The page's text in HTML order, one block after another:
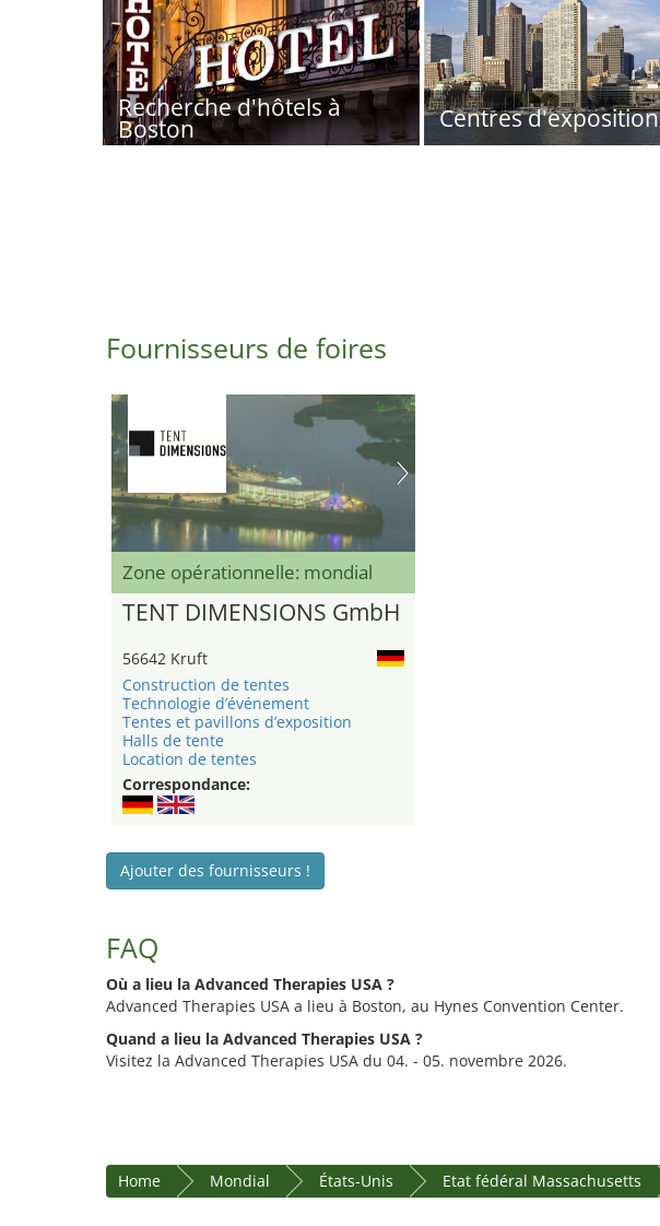
Recherche d'hôtels à
Boston Centres d'exposition
Fournisseurs de foires
Zone opérationnelle: mondial
TENT DIMENSIONS GmbH
56642 Kruft
Construction de tentes
Technologie d’événement
Tentes et pavillons d’exposition
Halls de tente
Location de tentes
Correspondance:
Ajouter des fournisseurs !
FAQ
Où a lieu la Advanced Therapies USA ?
Advanced Therapies USA a lieu à Boston, au Hynes Convention Center.
Quand a lieu la Advanced Therapies USA ?
Visitez la Advanced Therapies USA du 04. - 05. novembre 2026.
Home Mondial États-Unis Etat fédéral Massachusetts